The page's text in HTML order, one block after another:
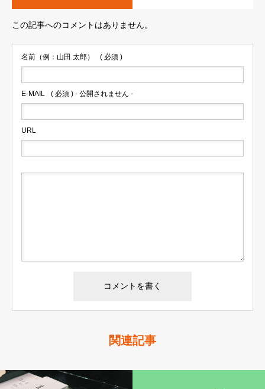
この記事へのコメントはありません。
名前（例：山田 太郎） ( 必須 )
E-MAIL ( 必須 ) - 公開されません -
URL
関連記事